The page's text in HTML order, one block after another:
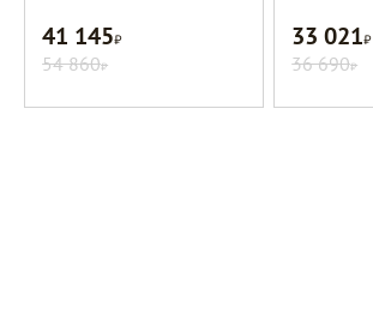
41 145Р
54 860Р
33 021Р
36 690Р